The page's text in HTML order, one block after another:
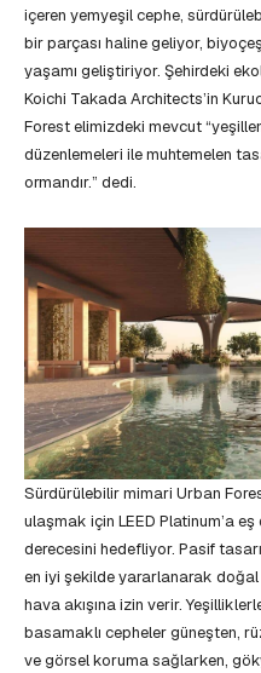
içeren yemyeşil cephe,
bir parçası haline geliyor,
yaşamı geliştiriyor. Şehirdeki
Koichi Takada Architects’in
Forest elimizdeki mevcut
düzenlemeleri ile muhtemelen
ormandır.” dedi.
Sürdürülebilir mimari Urban
ulaşmak için LEED Platinum’a eş
derecesini hedefliyor. Pasif
en iyi şekilde yararlanarak doğal
hava akışına izin verir.
basamaklı cepheler güneşten,
ve görsel koruma sağlarken,